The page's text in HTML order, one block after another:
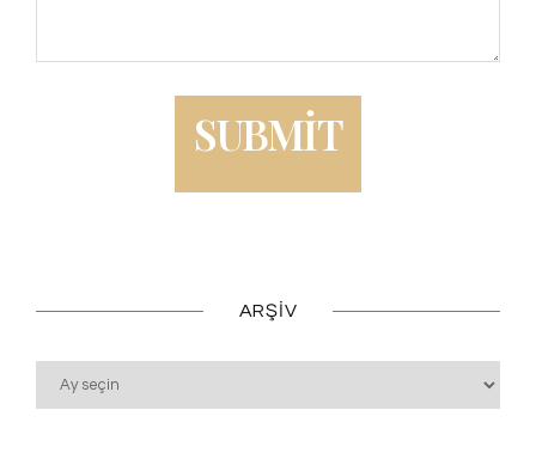
ARŞIV
Arşiv